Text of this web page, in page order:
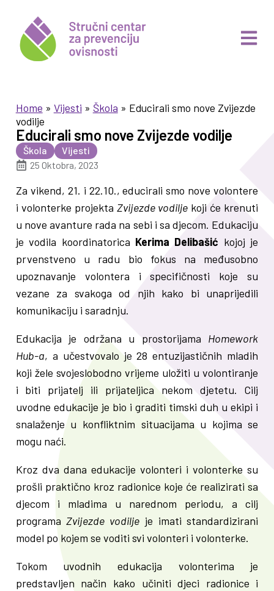
Home » Vijesti » Škola » Educirali smo nove Zvijezde
vodilje
Educirali smo nove Zvijezde vodilje
Škola
Vijesti
25 Oktobra, 2023
Za vikend, 21. i 22.10., educirali smo nove volontere
i volonterke projekta Zvijezde vodilje koji će krenuti
u nove avanture rada na sebi i sa djecom. Edukaciju
je vodila koordinatorica Kerima Delibašić kojoj je
prvenstveno u radu bio fokus na međusobno
upoznavanje volontera i specifičnosti koje su
vezane za svakoga od njih kako bi unaprijedili
komunikaciju i saradnju.
Edukacija je održana u prostorijama Homework
Hub-a, a učestvovalo je 28 entuzijastičnih mladih
koji žele svojeslobodno vrijeme uložiti u volontiranje
i biti prijatelj ili prijateljica nekom djetetu. Cilj
uvodne edukacije je bio i graditi timski duh u ekipi i
snalaženje u konfliktnim situacijama u kojima se
mogu naći.
Kroz dva dana edukacije volonteri i volonterke su
prošli praktično kroz radionice koje će realizirati sa
djecom i mladima u narednom periodu, a cilj
programaZvijezde vodilje je imati standardizirani
model po kojem se voditi svi volonteri i volonterke.
Tokom uvodnih edukacija volonterima je
predstavljen način kako učiniti djeci radionice i